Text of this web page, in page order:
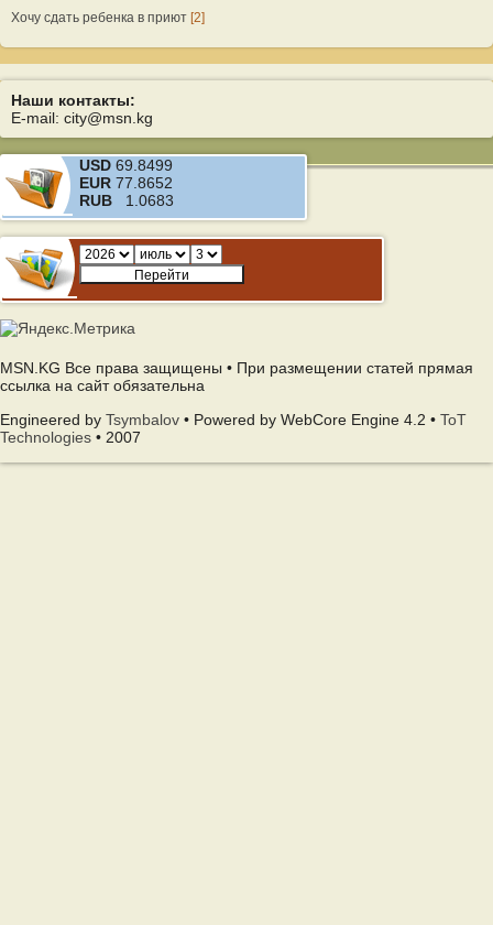
Хочу сдать ребенка в приют [2]
Наши контакты:
E-mail: city@msn.kg
USD 69.8499
EUR 77.8652
RUB 1.0683
MSN.KG Все права защищены • При размещении статей прямая
ссылка на сайт обязательна
Engineered by Tsymbalov • Powered by WebCore Engine 4.2 • ToT
Technologies • 2007